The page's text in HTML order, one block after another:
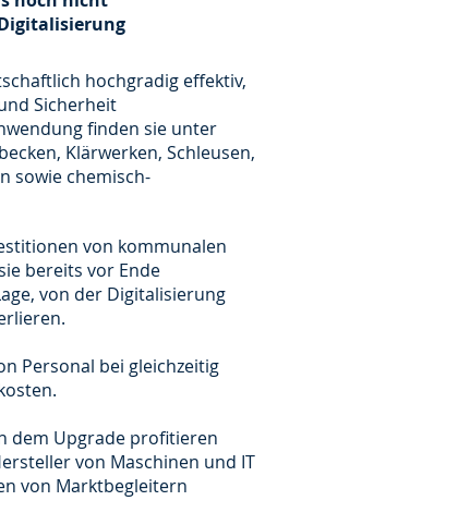
hochgradig effektiv,
Sicherheit
finden sie unter
Klärwerken, Schleusen,
sowie chemisch-
von kommunalen
bereits vor Ende
von der Digitalisierung
Personal bei gleichzeitig
dem Upgrade profitieren
von Maschinen und IT
von Marktbegleitern